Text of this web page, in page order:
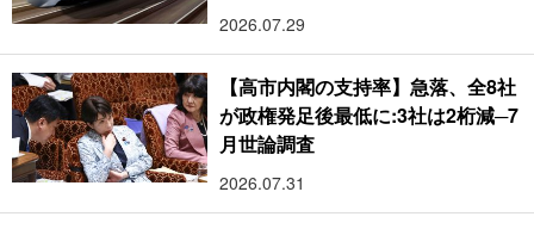
2026.07.29
【高市内閣の支持率】急落、全8社
が政権発足後最低に:3社は2桁減─7
月世論調査
2026.07.31